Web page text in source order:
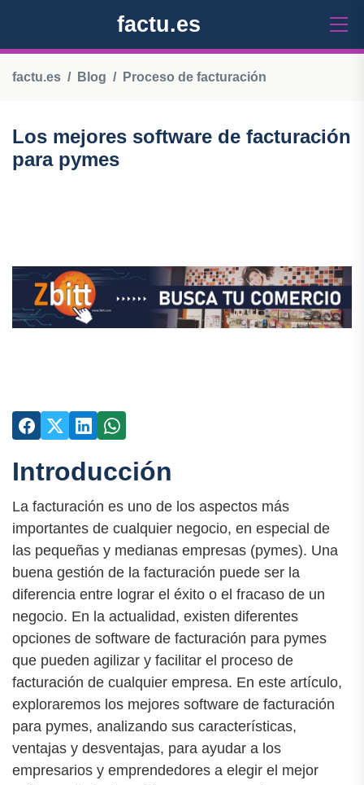
factu.es
factu.es Blog Proceso de facturación
Los mejores software de facturación
para pymes
Introducción
La facturación es uno de los aspectos más
importantes de cualquier negocio, en especial de
las pequeñas y medianas empresas (pymes). Una
buena gestión de la facturación puede ser la
diferencia entre lograr el éxito o el fracaso de un
negocio. En la actualidad, existen diferentes
opciones de software de facturación para pymes
que pueden agilizar y facilitar el proceso de
facturación de cualquier empresa. En este artículo,
exploraremos los mejores software de facturación
para pymes, analizando sus características,
ventajas y desventajas, para ayudar a los
empresarios y emprendedores a elegir el mejor